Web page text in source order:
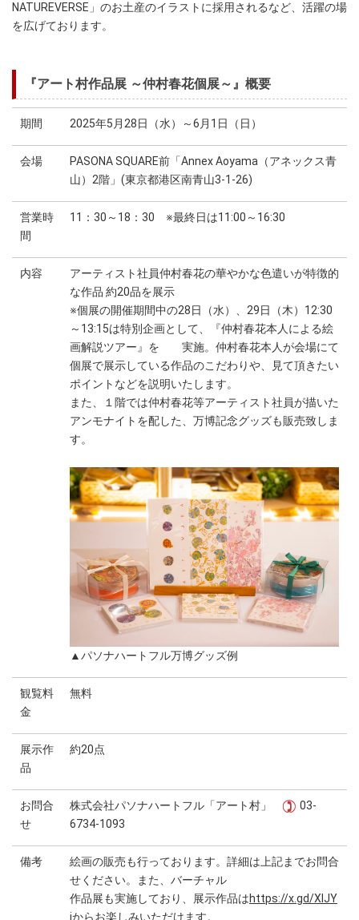
NATUREVERSE」のお土産のイラストに採用されるなど、活躍の場
を広げております。
『アート村作品展 ～仲村春花個展～』概要
期間 2025年5月28日（水）～6月1日（日）
会場
PASONA SQUARE前「Annex Aoyama（アネックス青
山）2階」(東京都港区南青山3-1-26)
営業時
間
11：30～18：30 ※最終日は11:00～16:30
内容
アーティスト社員仲村春花の華やかな色遣いが特徴的
な作品 約20品を展示
※個展の開催期間中の28日（水）、29日（木）12:30
～13:15は特別企画として、『仲村春花本人による絵
画解説ツアー』を 実施。仲村春花本人が会場にて
個展で展示している作品のこだわりや、見て頂きたい
ポイントなどを説明いたします。
また、１階では仲村春花等アーティスト社員が描いた
アンモナイトを配した、万博記念グッズも販売致しま
す。
▲パソナハートフル万博グッズ例
観覧料
金
無料
展示作
品
約20点
お問合
せ
株式会社パソナハートフル「アート村」
03-
6734-1093
備考
絵画の販売も行っております。詳細は上記までお問合
せください。また、バーチャル
作品展も実施しており、展示作品はhttps://x.gd/XlJY
iからお楽しみいただけます。